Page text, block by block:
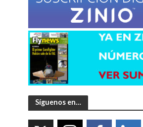
Síguenos en…